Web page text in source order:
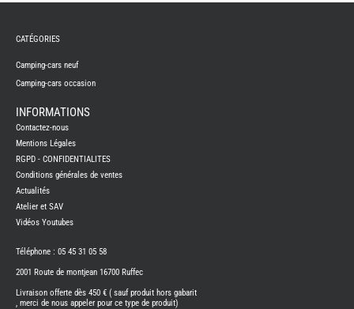
CAMPING-
NEUFS
CAMPING-
CAMPING-
BENIMAR
CAMPING-
CARADO
CAMPING-
ITINEO
CAMPING-
OCCASION
CATÉGORIES
Camping-cars neuf
Camping-cars occasion
INFORMATIONS
Contactez-nous
Mentions Légales
RGPD - CONFIDENTIALITES
Conditions générales de ventes
Actualités
Atelier et SAV
Vidéos Youtubes
Téléphone : 05 45 31 05 58
2001 Route de montjean 16700 Ruffec
Livraison offerte dès 450 € ( sauf produit hors gabarit
, merci de nous appeler pour ce type de produit)